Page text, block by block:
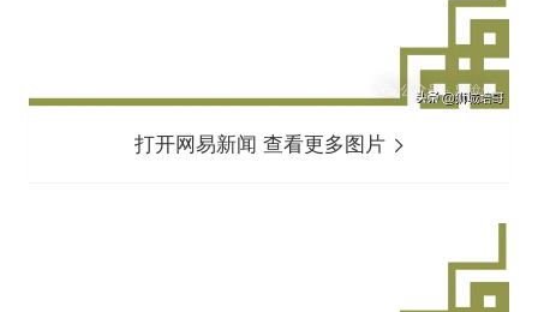
打开网易新闻 查看更多图片